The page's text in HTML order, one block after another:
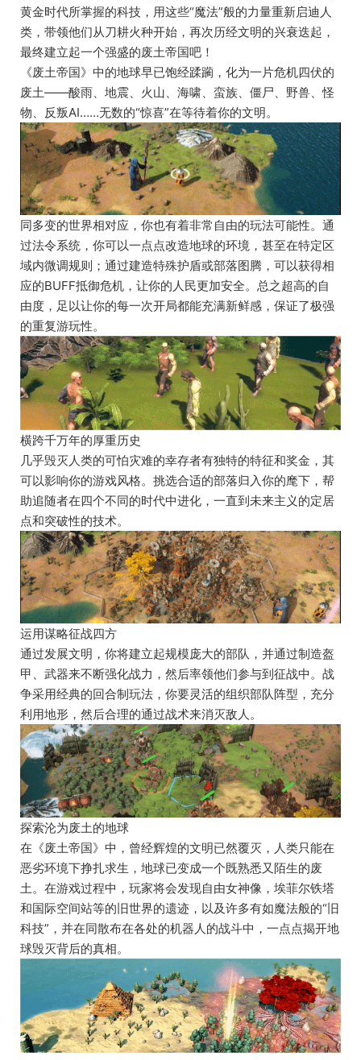
黄金时代所掌握的科技，用这些“魔法”般的力量重新启迪人
类，带领他们从刀耕火种开始，再次历经文明的兴衰迭起，
最终建立起一个强盛的废土帝国吧！
《废土帝国》中的地球早已饱经蹂躏，化为一片危机四伏的
废土——酸雨、地震、火山、海啸、蛮族、僵尸、野兽、怪
物、反叛AI……无数的“惊喜”在等待着你的文明。
同多变的世界相对应，你也有着非常自由的玩法可能性。通
过法令系统，你可以一点点改造地球的环境，甚至在特定区
域内微调规则；通过建造特殊护盾或部落图腾，可以获得相
应的BUFF抵御危机，让你的人民更加安全。总之超高的自
由度，足以让你的每一次开局都能充满新鲜感，保证了极强
的重复游玩性。
横跨千万年的厚重历史
几乎毁灭人类的可怕灾难的幸存者有独特的特征和奖金，其
可以影响你的游戏风格。挑选合适的部落归入你的麾下，帮
助追随者在四个不同的时代中进化，一直到未来主义的定居
点和突破性的技术。
运用谋略征战四方
通过发展文明，你将建立起规模庞大的部队，并通过制造盔
甲、武器来不断强化战力，然后率领他们参与到征战中。战
争采用经典的回合制玩法，你要灵活的组织部队阵型，充分
利用地形，然后合理的通过战术来消灭敌人。
探索沦为废土的地球
在《废土帝国》中，曾经辉煌的文明已然覆灭，人类只能在
恶劣环境下挣扎求生，地球已变成一个既熟悉又陌生的废
土。在游戏过程中，玩家将会发现自由女神像，埃菲尔铁塔
和国际空间站等的旧世界的遗迹，以及许多有如魔法般的“旧
科技”，并在同散布在各处的机器人的战斗中，一点点揭开地
球毁灭背后的真相。